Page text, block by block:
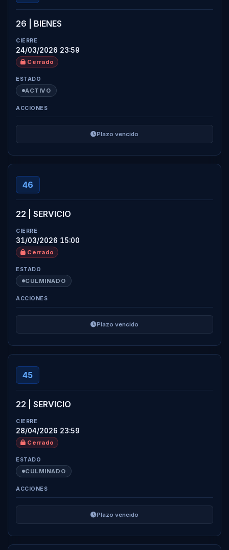
26 | BIENES
24/03/2026 23:59
Cerrado
ACTIVO
Plazo vencido
46
22 | SERVICIO
31/03/2026 15:00
Cerrado
CULMINADO
Plazo vencido
45
22 | SERVICIO
28/04/2026 23:59
Cerrado
CULMINADO
Plazo vencido